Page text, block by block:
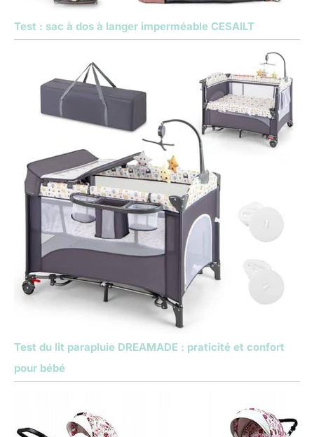
Test : sac à dos à langer imperméable CESAILT
Test du lit parapluie DREAMADE : praticité et confort
pour bébé